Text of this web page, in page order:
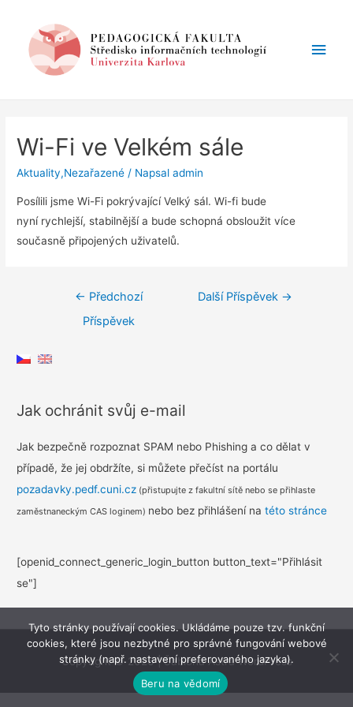
Wi-Fi ve Velkém sále
Aktuality,Nezařazené / Napsaladmin
Posílili jsme Wi-Fi pokrývající Velký sál. Wi-fi bude
nyní rychlejší, stabilnější a bude schopná obsloužit více
současně připojených uživatelů.
Navigace
← Předchozí
Příspěvek
Další Příspěvek →
Jak ochránit svůj e-mail
Jak bezpečně rozpoznat SPAM nebo Phishing a co dělat v
případě, že jej obdržíte, si můžete přečíst na portálu
pozadavky.pedf.cuni.cz (přistupujte z fakultní sítě nebo se přihlaste
zaměstnaneckým CAS loginem) nebo bez přihlášení natéto stránce
[openid_connect_generic_login_button button_text="Přihlásit
se"]
Copyright © 2026|Šablona Astra WordPress
Tyto stránky používají cookies. Ukládáme pouze tzv. funkční
cookies, které jsou nezbytné pro správné fungování webové
stránky (např. nastavení preferovaného jazyka).
Beru na vědomí